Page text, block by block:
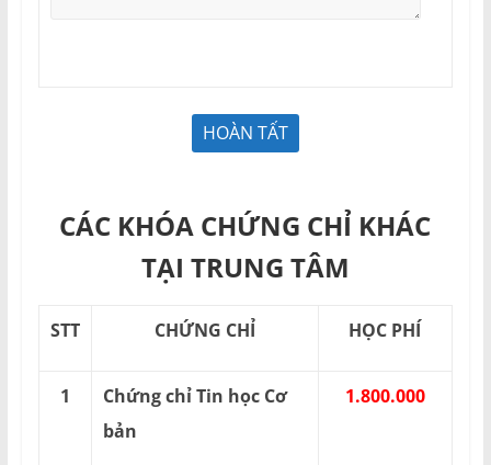
CÁC KHÓA CHỨNG CHỈ KHÁC
TẠI TRUNG TÂM
STT CHỨNG CHỈ HỌC PHÍ
1
Chứng chỉ Tin học Cơ
bản
1.800.000